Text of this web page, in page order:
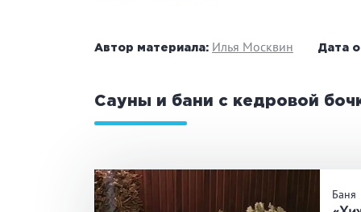
Вместимость
Банные услуги
Автор материала: Илья Москвин Дата
Сауны и бани с кедровой
Баня